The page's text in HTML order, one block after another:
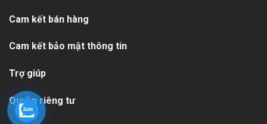
Cam kết bán hàng
Cam kết bảo mật thông tin
Trợ giúp
Quyền riêng tư